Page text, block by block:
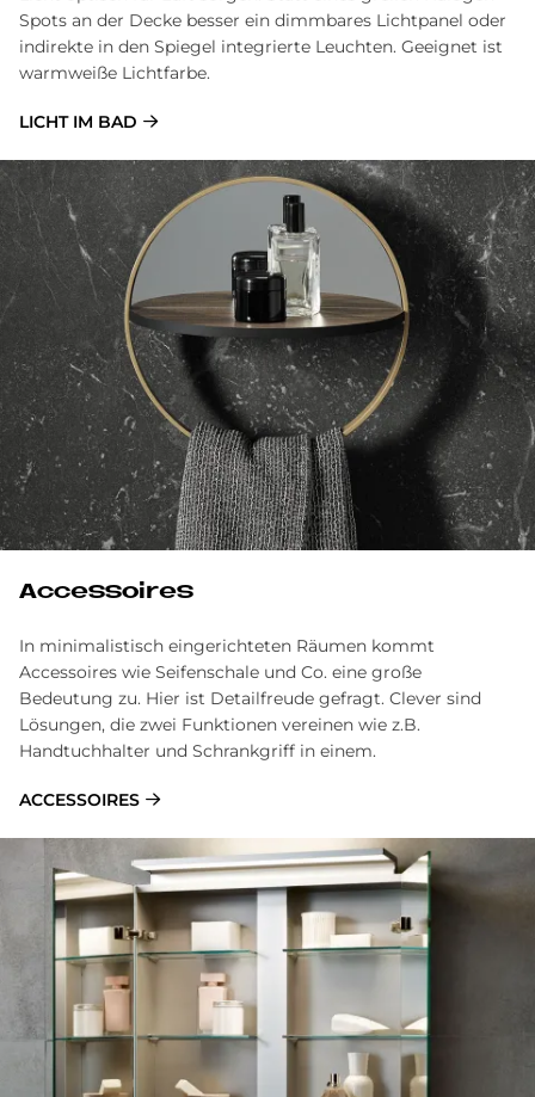
Spots an der Decke besser ein dimmbares Lichtpanel oder
indirekte in den Spiegel integrierte Leuchten. Geeignet ist
warmweiße Lichtfarbe.
LICHT IM BAD
Ac­ces­soires
In minimalistisch eingerichteten Räumen kommt
Accessoires wie Seifenschale und Co. eine große
Bedeutung zu. Hier ist Detailfreude gefragt. Clever sind
Lösungen, die zwei Funktionen vereinen wie z.B.
Handtuchhalter und Schrankgriff in einem.
ACCESSOIRES